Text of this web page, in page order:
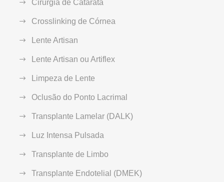
Cirurgia de Catarata
Crosslinking de Córnea
Lente Artisan
Lente Artisan ou Artiflex
Limpeza de Lente
Oclusão do Ponto Lacrimal
Transplante Lamelar (DALK)
Luz Intensa Pulsada
Transplante de Limbo
Transplante Endotelial (DMEK)